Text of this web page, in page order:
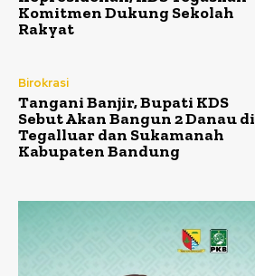
Komitmen Dukung Sekolah
Rakyat
Birokrasi
Tangani Banjir, Bupati KDS
Sebut Akan Bangun 2 Danau di
Tegalluar dan Sukamanah
Kabupaten Bandung